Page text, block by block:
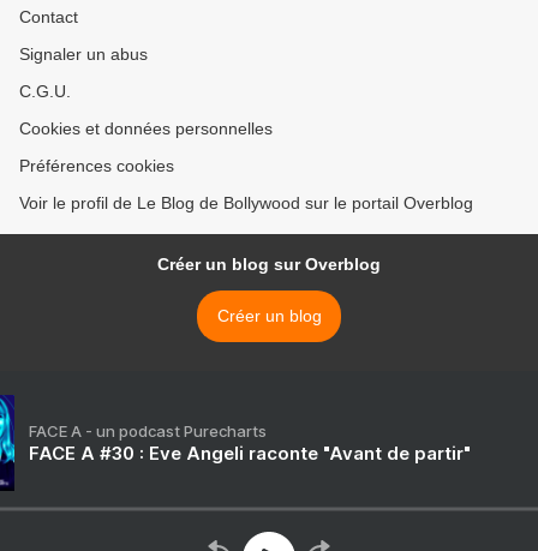
Contact
Signaler un abus
C.G.U.
Cookies et données personnelles
Préférences cookies
Voir le profil de Le Blog de Bollywood sur le portail Overblog
Créer un blog sur Overblog
Créer un blog
FACE A - un podcast Purecharts
FACE A #30 : Eve Angeli raconte "Avant de partir"